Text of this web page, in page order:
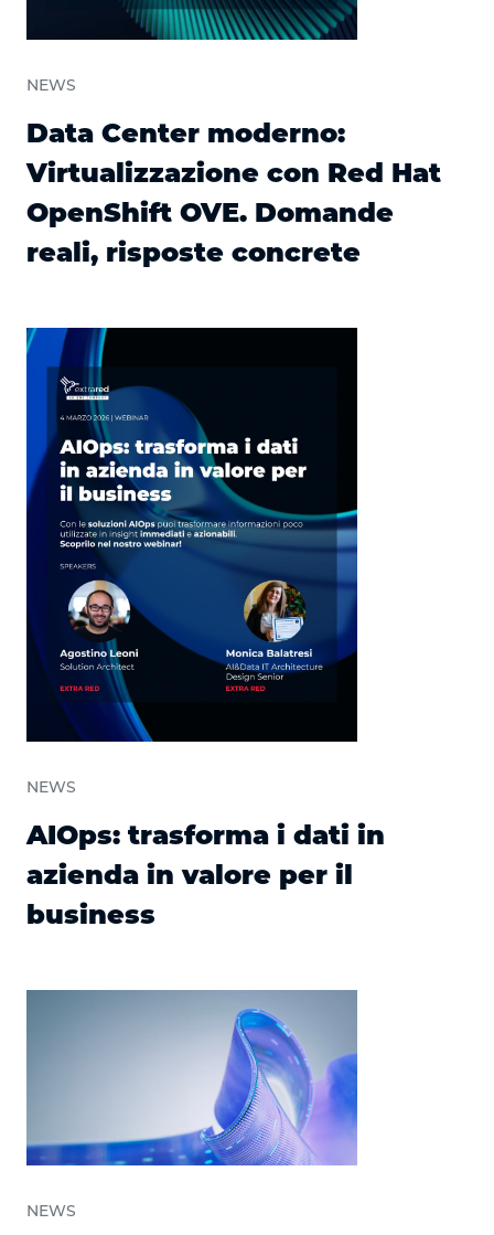
NEWS
Data Center moderno:
Virtualizzazione con Red Hat
OpenShift OVE. Domande
reali, risposte concrete
NEWS
AIOps: trasforma i dati in
azienda in valore per il
business
NEWS